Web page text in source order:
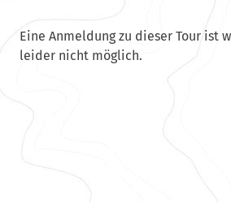
Eine Anmeldung zu dieser Tour ist
leider nicht möglich.